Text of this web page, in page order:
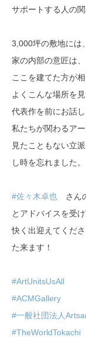
サポートする人の
3,000坪の敷地には
家の内部の意匠は、
ここを建てた方が
よくこんな場所を
代表作を前にお話
私たちが関わるア
見たこともない立
し時を忘れました。
#佐々木卓也 さん
とアドバイスを受
快く出迎えてくだ
た来ます！
#ArtUnitsUsAll
#ACMGallery
#一般社団法人
#TheWorldTokachi